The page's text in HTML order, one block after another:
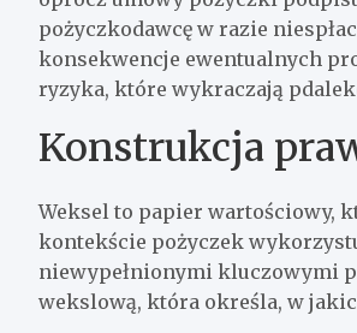
pożyczkodawcę w razie
konsekwencje ewentualnych
ryzyka, które wykraczają
Konstrukcja
Weksel to papier wartościowy,
kontekście pożyczek
niewypełnionymi kluczowymi
wekslową, która określa, w